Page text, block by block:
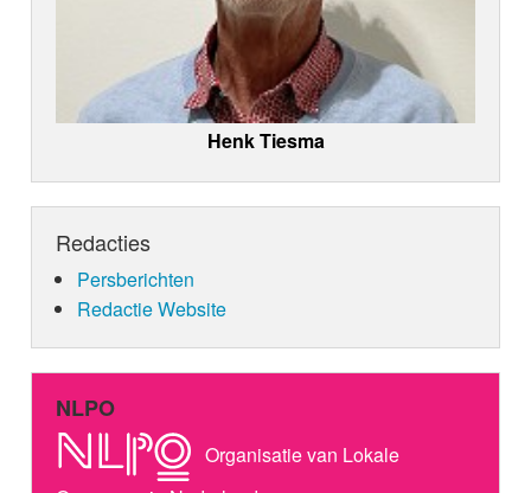
Henk Tiesma
Redacties
Persberichten
Redactie Website
NLPO
Organisatie van Lokale